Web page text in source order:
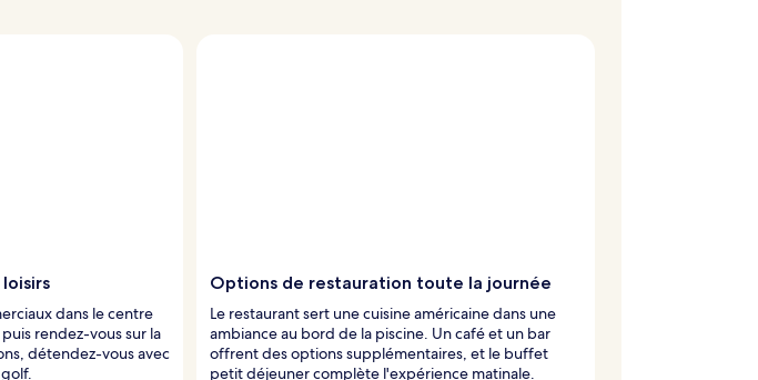
dans le centre
rendez-vous sur la
détendez-vous avec
Options de restauration toute la journée
Le restaurant sert une cuisine américaine dans une
ambiance au bord de la piscine. Un café et un bar
offrent des options supplémentaires, et le buffet
petit déjeuner complète l'expérience matinale.